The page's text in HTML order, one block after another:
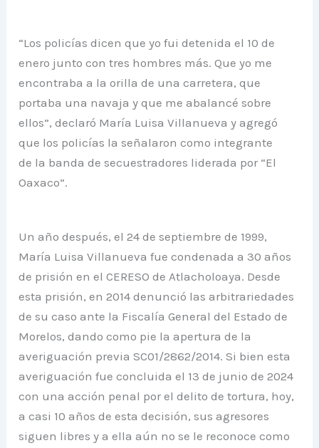
“Los policías dicen que yo fui detenida el 10 de
enero junto con tres hombres más. Que yo me
encontraba a la orilla de una carretera, que
portaba una navaja y que me abalancé sobre
ellos”, declaró María Luisa Villanueva y agregó
que los policías la señalaron como integrante
de la banda de secuestradores liderada por “El
Oaxaco”.
Un año después, el 24 de septiembre de 1999,
María Luisa Villanueva fue condenada a 30 años
de prisión en el CERESO de Atlacholoaya. Desde
esta prisión, en 2014 denunció las arbitrariedades
de su caso ante la Fiscalía General del Estado de
Morelos, dando como pie la apertura de la
averiguación previa SC01/2862/2014. Si bien esta
averiguación fue concluida el 13 de junio de 2024
con una acción penal por el delito de tortura, hoy,
a casi 10 años de esta decisión, sus agresores
siguen libres y a ella aún no se le reconoce como